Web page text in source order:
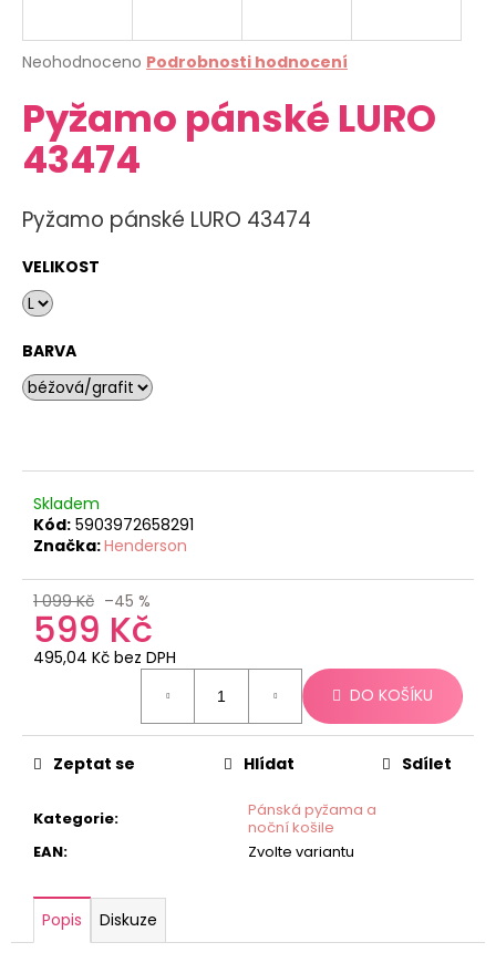
Průměrné
produktu
je
0,0
z
hvězdiček.
Neohodnoceno Podrobnosti hodnocení
Pyžamo pánské LURO
43474
Pyžamo pánské LURO 43474
VELIKOST
BARVA
Skladem
Kód: 5903972658291
Značka:Henderson
1 099 Kč –45 %
599 Kč
495,04 Kč bez DPH
DO KOŠÍKU
Kategorie:
Pánská pyžama a
noční košile
EAN: Zvolte variantu
Zeptat se Hlídat Sdílet
Popis Diskuze
j
t
?
D
o
p
u
č
u
e
m